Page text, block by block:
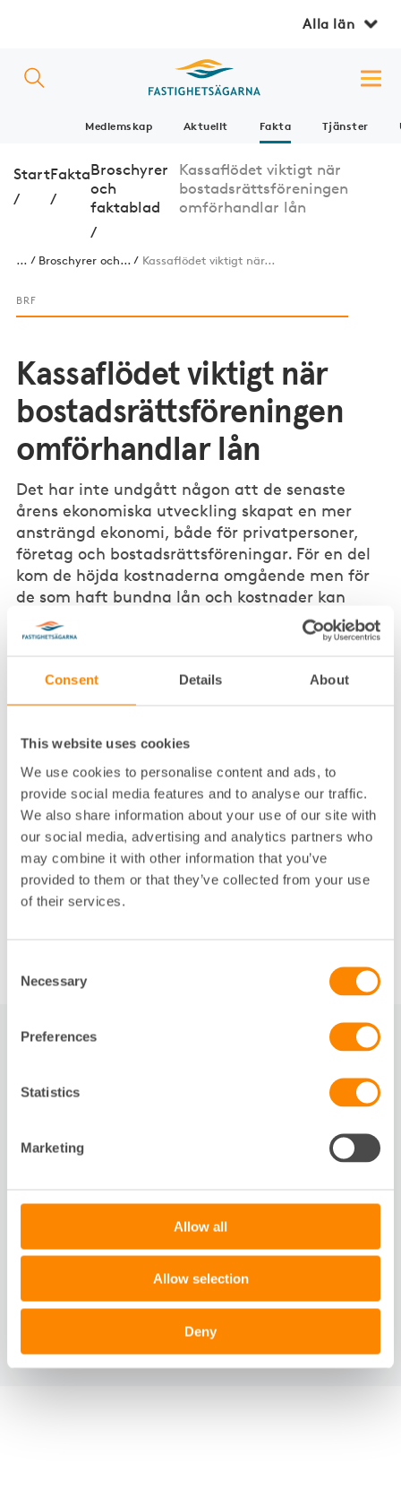
Consent Details About
This website uses cookies
We use cookies to personalise content and ads, to
provide social media features and to analyse our traffic.
We also share information about your use of our site with
our social media, advertising and analytics partners who
may combine it with other information that you’ve
provided to them or that they’ve collected from your use
of their services.
Selection
Necessary
Preferences
Statistics
Marketing
Allow all
Allow selection
Deny
Alla län
Medlemskap Aktuellt Fakta Tjänster
Start
/
Fakta
/
Broschyrer
och
faktablad
/
Kassaflödet viktigt när
bostadsrättsföreningen
omförhandlar lån
... Broschyrer och... Kassaflödet viktigt när...
BRF
Kassaflödet viktigt när
bostadsrättsföreningen
omförhandlar lån
Det har inte undgått någon att de senaste
årens ekonomiska utveckling skapat en mer
ansträngd ekonomi, både för privatpersoner,
företag och bostadsrättsföreningar. För en del
kom de höjda kostnaderna omgående men för
de som haft bundna lån och kostnader kan
kostnadsökningarna komma först nu.
största svenska bankerna som tillhandahåller lån för
en bostadsrättsförenings årsredovisning och i
förvaltningsberättelsen ska upplysningar lämnas om
nyckeltal som kan underlätta förståelsen av
föreningens verksamhet, ställning och resultat. Hur
påverkar de nya bestämmelserna bankernas syn på
bostadsrättsföreningens kreditvärdighet? Vi har
undersökt vilka av nyckeltalen, det redovisade
Läs hela under­
sökningen